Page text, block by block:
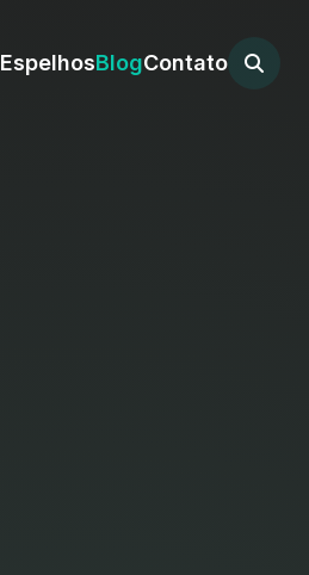
EspelhosBlogContato